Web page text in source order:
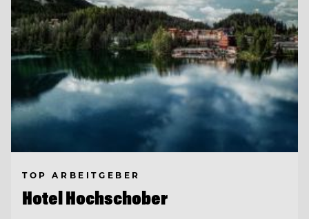
TOP ARBEITGEBER
Hotel Hochschober